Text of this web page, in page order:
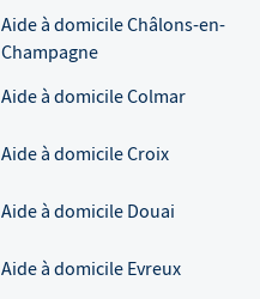
Aide à domicileChâlons-en-
Champagne
Aide à domicileColmar
Aide à domicileCroix
Aide à domicile Douai
Aide à domicile Evreux